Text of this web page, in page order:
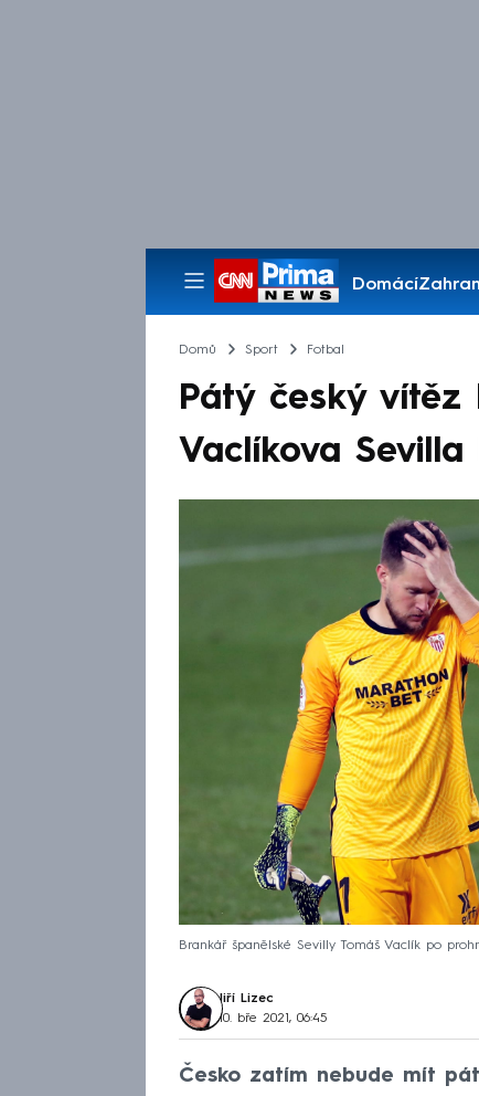
Domácí
Pořady
Domů Sport Fotbal
Pátý český vítěz
Vaclíkova
Brankář španělské Sevilly Tomáš Vaclík po
Jiří Lizec
10. bře 2021, 06:45
Česko zatím nebude mít